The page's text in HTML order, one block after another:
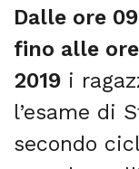
Dalle ore
fino alle
2019 i
l’esame di
secondo